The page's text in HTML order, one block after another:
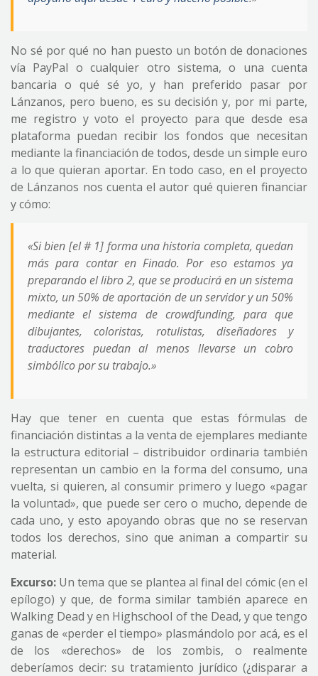
No sé por qué no han puesto un botón de donaciones
vía PayPal o cualquier otro sistema, o una cuenta
bancaria o qué sé yo, y han preferido pasar por
Lánzanos, pero bueno, es su decisión y, por mi parte,
me registro y voto el proyecto para que desde esa
plataforma puedan recibir los fondos que necesitan
mediante la financiación de todos, desde un simple euro
a lo que quieran aportar. En todo caso, en el proyecto
de Lánzanos nos cuenta el autor qué quieren financiar
y cómo:
«Si bien [el # 1] forma una historia completa, quedan
más para contar en Finado. Por eso estamos ya
preparando el libro 2, que se producirá en un sistema
mixto, un 50% de aportación de un servidor y un 50%
mediante el sistema de crowdfunding, para que
dibujantes, coloristas, rotulistas, diseñadores y
traductores puedan al menos llevarse un cobro
simbólico por su trabajo.»
Hay que tener en cuenta que estas fórmulas de
financiación distintas a la venta de ejemplares mediante
la estructura editorial – distribuidor ordinaria también
representan un cambio en la forma del consumo, una
vuelta, si quieren, al consumir primero y luego «pagar
la voluntad», que puede ser cero o mucho, depende de
cada uno, y esto apoyando obras que no se reservan
todos los derechos, sino que animan a compartir su
material.
Excurso: Un tema que se plantea al final del cómic (en el
epílogo) y que, de forma similar también aparece en
Walking Dead y en Highschool of the Dead, y que tengo
ganas de «perder el tiempo» plasmándolo por acá, es el
de los «derechos» de los zombis, o realmente
deberíamos decir: su tratamiento jurídico (¿disparar a